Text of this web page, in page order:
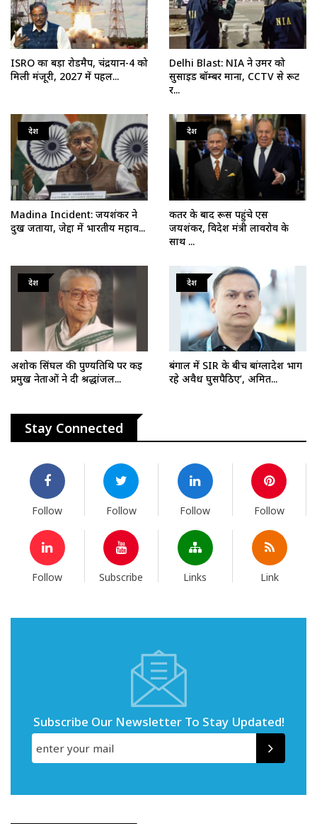
ISRO का बड़ा रोडमैप, चंद्रयान-4 को
मिली मंजूरी, 2027 में पहल...
Delhi Blast: NIA ने उमर को
सुसाइड बॉम्बर माना, CCTV से रूट
र...
देश
Madina Incident: जयशंकर ने
दुख जताया, जेद्दा में भारतीय महाव...
देश
कतर के बाद रूस पहुंचे एस
जयशंकर, विदेश मंत्री लावरोव के
साथ ...
देश
अशोक सिंघल की पुण्यतिथि पर कई
प्रमुख नेताओं ने दी श्रद्धांजल...
देश
बंगाल में SIR के बीच बांग्लादेश भाग
रहे अवैध घुसपैठिए’, अमित...
Stay Connected
Follow Follow Follow Follow
Follow Subscribe Links Link
Subscribe Our Newsletter To Stay Updated!